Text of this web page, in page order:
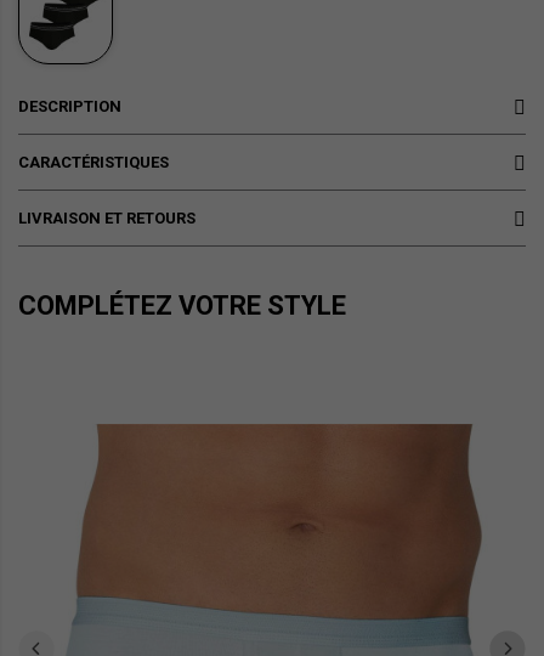
DESCRIPTION
CARACTÉRISTIQUES
LIVRAISON ET RETOURS
COMPLÉTEZ VOTRE STYLE